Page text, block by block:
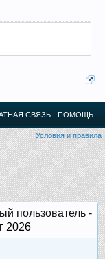
СВЯЗЬ ПОМОЩЬ
Условия и правила
пользователь -
2026